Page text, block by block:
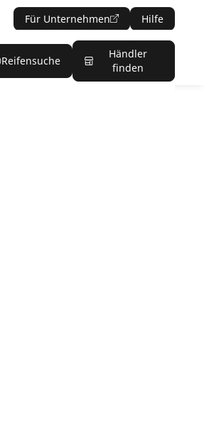
Für Unternehmen Hilfe
Reifensuche
Händler
finden